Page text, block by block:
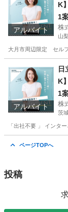
アルバイト
K
介
1
株
山
大月市周辺限定 セル
アルバイト
日
K
介
1
株
茨
「出社不要 」 インタ
ページTOPへ
投稿